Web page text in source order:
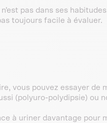
pas dans ses
toujours facile à évaluer.
vous pouvez essayer de
(polyuro-polydipsie) ou
à uriner davantage pour